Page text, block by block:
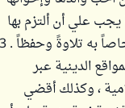
: كم ساعة يجب علي أن ألتزم بها
الدينية عبر
، وكذلك أقضي